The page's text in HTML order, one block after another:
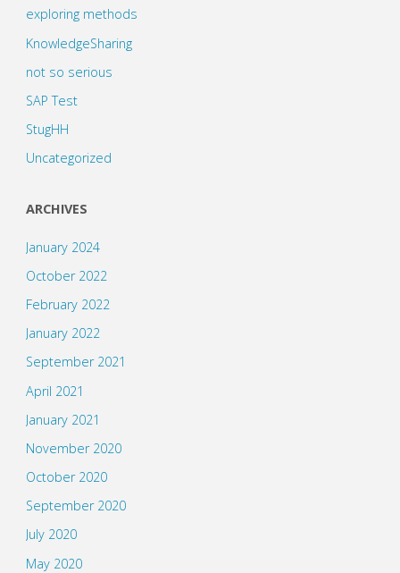
exploring methods
KnowledgeSharing
not so serious
SAP Test
StugHH
Uncategorized
ARCHIVES
January 2024
October 2022
February 2022
January 2022
September 2021
April 2021
January 2021
November 2020
October 2020
September 2020
July 2020
May 2020